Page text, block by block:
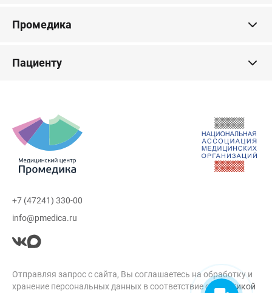
Промедика
Пациенту
+7 (47241) 330-00
info@pmedica.ru
Отправляя запрос с сайта, Вы соглашаетесь на обработку и
хранение персональных данных в соответствие с Политикой